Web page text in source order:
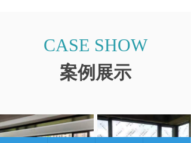
CASE SHOW
案例展示